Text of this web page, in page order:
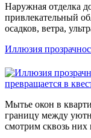
Наружная отделка
привлекательный
осадков, ветра,
Иллюзия
Мытье окон в
границу между
смотрим сквозь них